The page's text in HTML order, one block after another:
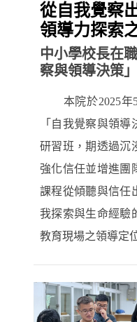
從自我覺察
領導力探索
中小學校長在
察與領導決策」
本院於2025年5
「自我覺察與領
研習班，期透過沉
強化信任並增進團
課程從傾聽與信任
我探索與生命經驗
教育現場之領導定